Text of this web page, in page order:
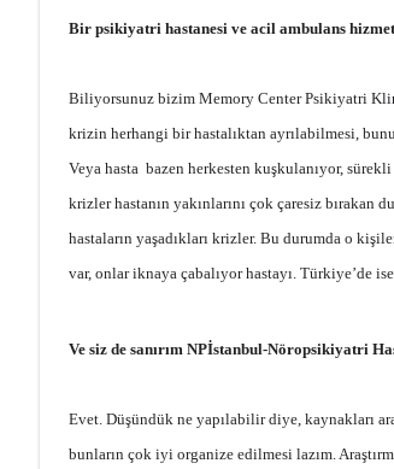
Bir psikiyatri hastanesi ve acil ambulans
Biliyorsunuz bizim Memory Center Psikiyatri
krizin herhangi bir hastalıktan ayrılabilmesi,
Veya hasta bazen herkesten kuşkulanıyor,
krizler hastanın yakınlarını çok çaresiz bırakan
hastaların yaşadıkları krizler. Bu durumda o
var, onlar iknaya çabalıyor hastayı. Türkiye’de
Ve siz de sanırım NPİstanbul-Nöropsikiyatri
Evet. Düşündük ne yapılabilir diye, kaynakları
bunların çok iyi organize edilmesi lazım.